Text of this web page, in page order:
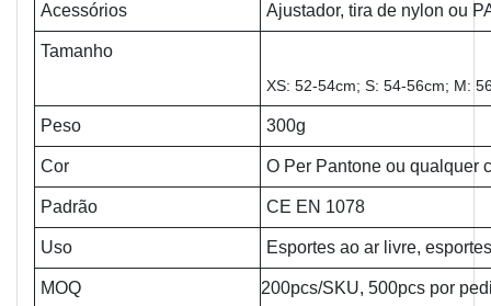
Acessórios Ajustador, tira de nylon ou
Tamanho
XS: 52-54cm; S: 54-56cm; M:
Peso 300g
Cor O Per Pantone ou qualquer
Padrão CE EN 1078
Uso Esportes ao ar livre,
MOQ 200pcs/SKU, 500pcs por